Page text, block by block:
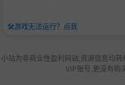
🛠️游戏无法运行？点我
小站为非商业性盈利网站,资源信息均
VIP账号.更没有购